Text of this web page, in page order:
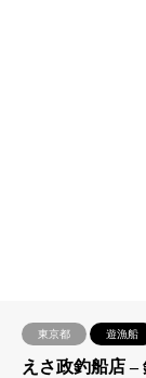
東京都 遊漁船
えさ政釣船店